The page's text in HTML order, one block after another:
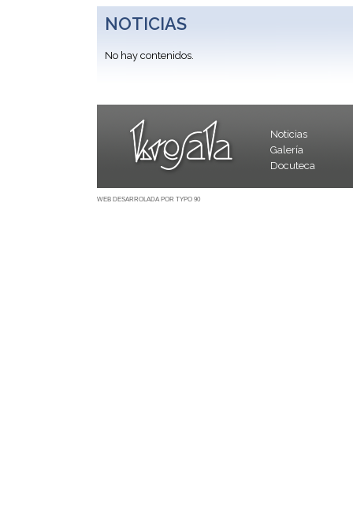
NOTICIAS
No hay contenidos.
Noticias
Galería
Docuteca
WEB DESARROLADA POR TYPO 90